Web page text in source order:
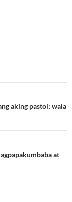
aking pastol; wala
at